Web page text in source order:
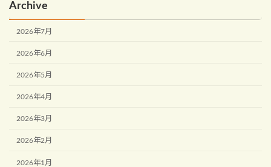
Archive
2026年7月
2026年6月
2026年5月
2026年4月
2026年3月
2026年2月
2026年1月